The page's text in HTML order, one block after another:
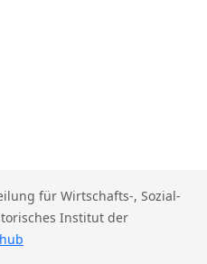
für Wirtschafts-, Sozial-
Institut der